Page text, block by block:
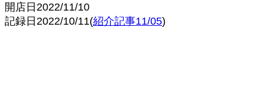
開店日2022/11/10
記録日2022/10/11(紹介記事11/05)